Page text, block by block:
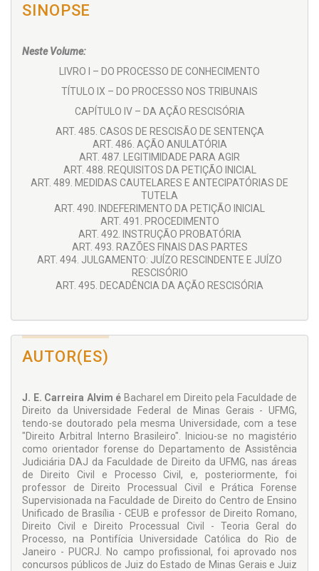
SINOPSE
Neste Volume:
LIVRO I – DO PROCESSO DE CONHECIMENTO
TÍTULO IX – DO PROCESSO NOS TRIBUNAIS
CAPÍTULO IV – DA AÇÃO RESCISÓRIA
ART. 485. CASOS DE RESCISÃO DE SENTENÇA
ART. 486. AÇÃO ANULATÓRIA
ART. 487. LEGITIMIDADE PARA AGIR
ART. 488. REQUISITOS DA PETIÇÃO INICIAL
ART. 489. MEDIDAS CAUTELARES E ANTECIPATÓRIAS DE
TUTELA
ART. 490. INDEFERIMENTO DA PETIÇÃO INICIAL
ART. 491. PROCEDIMENTO
ART. 492. INSTRUÇÃO PROBATÓRIA
ART. 493. RAZÕES FINAIS DAS PARTES
ART. 494. JULGAMENTO: JUÍZO RESCINDENTE E JUÍZO
RESCISÓRIO
ART. 495. DECADÊNCIA DA AÇÃO RESCISÓRIA
AUTOR(ES)
J. E. Carreira Alvim é Bacharel em Direito pela Faculdade de
Direito da Universidade Federal de Minas Gerais - UFMG,
tendo-se doutorado pela mesma Universidade, com a tese
"Direito Arbitral Interno Brasileiro". Iniciou-se no magistério
como orientador forense do Departamento de Assistência
Judiciária DAJ da Faculdade de Direito da UFMG, nas áreas
de Direito Civil e Processo Civil, e, posteriormente, foi
professor de Direito Processual Civil e Prática Forense
Supervisionada na Faculdade de Direito do Centro de Ensino
Unificado de Brasília - CEUB e professor de Direito Romano,
Direito Civil e Direito Processual Civil - Teoria Geral do
Processo, na Pontifícia Universidade Católica do Rio de
Janeiro - PUCRJ. No campo profissional, foi aprovado nos
concursos públicos de Juiz do Estado de Minas Gerais e Juiz